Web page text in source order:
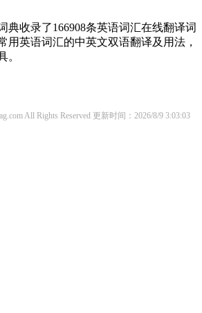
典收录了166908条英语词汇在线翻译词
用英语词汇的中英文双语翻译及用法，
。
All Rights Reserved 更新时间：2026/8/9 3:03:03